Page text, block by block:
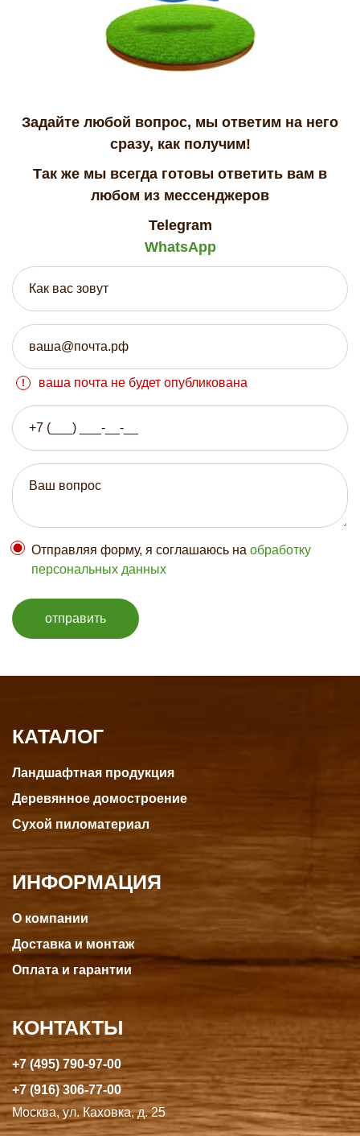
Задайте любой вопрос, мы ответим на него
сразу, как получим!
Так же мы всегда готовы ответить вам в
любом из мессенджеров
Telegram
WhatsApp
ваша почта не будет опубликована
Отправляя форму, я соглашаюсь на обработку
персональных данных
отправить
КАТАЛОГ
Ландшафтная продукция
Деревянное домостроение
Сухой пиломатериал
ИНФОРМАЦИЯ
О компании
Доставка и монтаж
Оплата и гарантии
КОНТАКТЫ
+7 (495) 790-97-00
+7 (916) 306-77-00
Москва, ул. Каховка, д. 25